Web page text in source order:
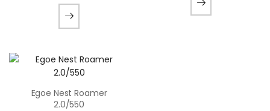
Egoe Nest Roamer
2.0/550